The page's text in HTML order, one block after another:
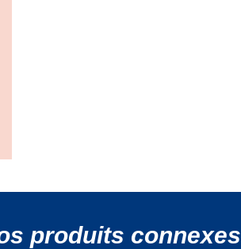
produits connexes